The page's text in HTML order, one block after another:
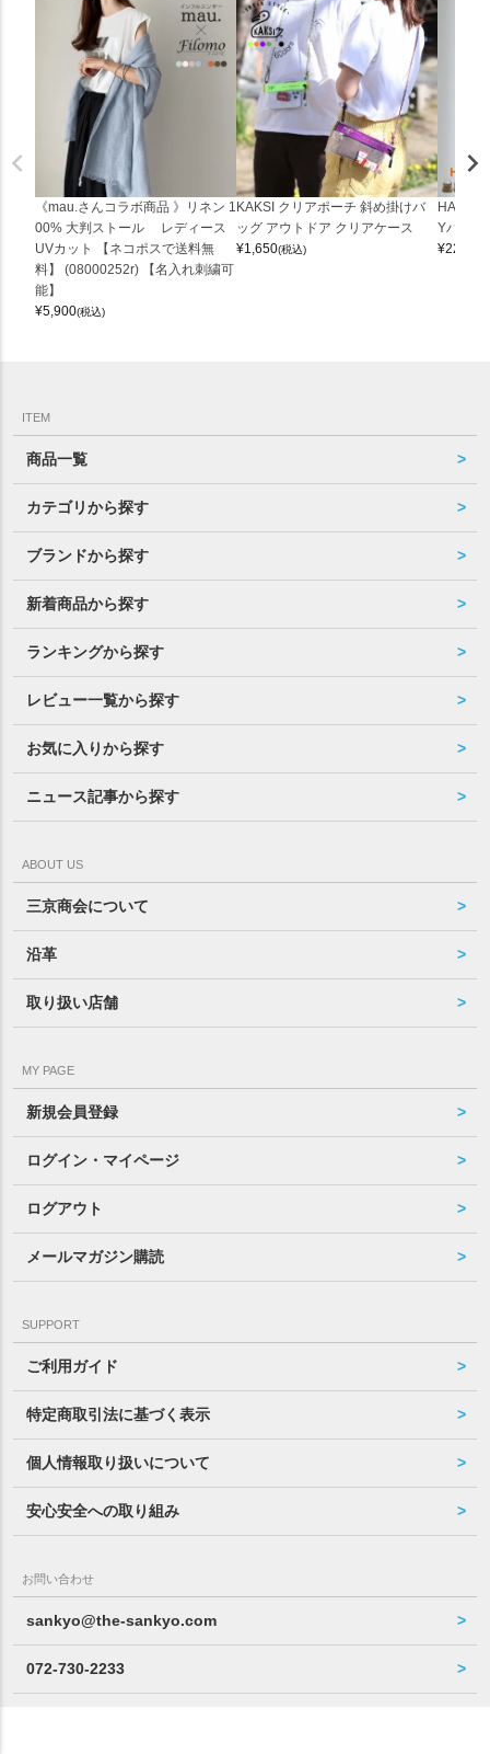
《mau.さんコラボ商品 》リネン 1
00% 大判ストール レディース
UVカット 【ネコポスで送料無
料】 (08000252r) 【名入れ刺繍可
能】
¥5,900(税込)
KAKSI クリアポーチ 斜め掛けバ
ッグ アウトドア クリアケース
¥1,650(税込)
Yバッグ
¥22,000
ITEM
商品一覧
カテゴリから探す
ブランドから探す
新着商品から探す
ランキングから探す
レビュー一覧から探す
お気に入りから探す
ニュース記事から探す
ABOUT US
三京商会について
沿革
取り扱い店舗
MY PAGE
新規会員登録
ログイン・マイページ
ログアウト
メールマガジン購読
SUPPORT
ご利用ガイド
特定商取引法に基づく表示
個人情報取り扱いについて
安心安全への取り組み
お問い合わせ
sankyo@the-sankyo.com
072-730-2233